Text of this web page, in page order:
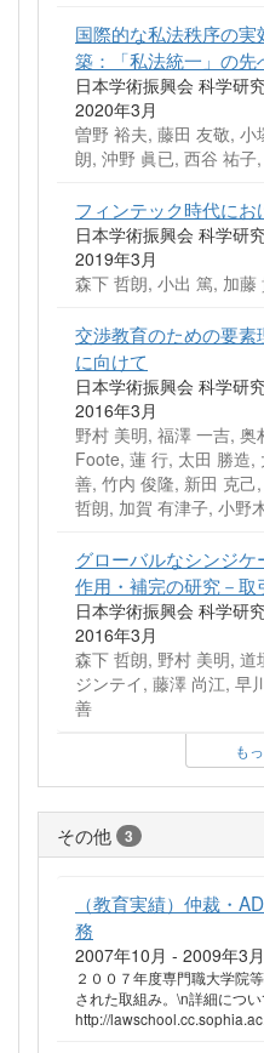
国際的な私法秩序の
築：「私法統一」の先
日本学術振興会 科学研
2020年3月
曽野 裕夫, 藤田 友敬,
朗, 沖野 眞已, 西谷 祐子
フィンテック時代に
日本学術振興会 科学研
2019年3月
森下 哲朗, 小出 篤, 加藤
交渉教育のための要
に向けて
日本学術振興会 科学研
2016年3月
野村 美明, 福澤 一吉,
Foote, 蓮 行, 太田 勝造,
善, 竹内 俊隆, 新田 克
哲朗, 加賀 有津子, 小野
グローバルなシンジ
作用・補完の研究－
日本学術振興会 科学研
2016年3月
森下 哲朗, 野村 美明,
ジンテイ, 藤澤 尚江, 早
善
も
その他 3
（教育実績）仲裁・
務
2007年10月 - 2009年3月
２００７年度専門職大学院
された取組み。\n詳細につい
http://